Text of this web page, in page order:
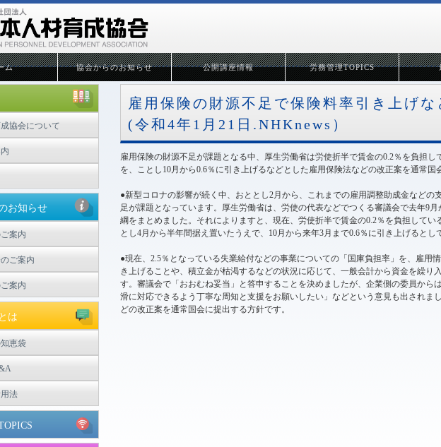
ム 協会からのお知らせ 公開講座情報 労務管理TOPICS
雇用保険の財源不足で保険料率引き上げな
(令和4年1月21日.NHKnews）
雇用保険の財源不足が課題となる中、厚生労働省は労使折半で賃金の0.2％を負担
を、ことし10月から0.6％に引き上げるなどとした雇用保険法などの改正案を通常国
●新型コロナの影響が続く中、おととし2月から、これまでの雇用調整助成金などの
足が課題となっています。厚生労働省は、労使の代表などでつくる審議会で去年9
綱をまとめました。それによりますと、現在、労使折半で賃金の0.2％を負担して
とし4月から半年間据え置いたうえで、10月から来年3月まで0.6％に引き上げるとし
●現在、2.5％となっている失業給付などの事業についての「国庫負担率」を、雇用
き上げることや、積立金が枯渇するなどの状況に応じて、一般会計から資金を繰り
す。審議会で「おおむね妥当」と答申することを決めましたが、企業側の委員から
滑に対応できるよう丁寧な周知と支援をお願いしたい」などという意見も出されま
どの改正案を通常国会に提出する方針です。
協会について
お知らせ
案内
ご案内
案内
は
恵袋
法